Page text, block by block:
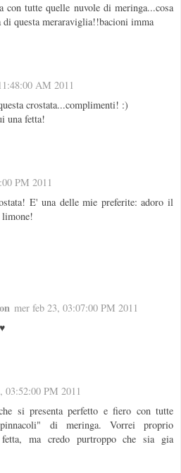
con tutte quelle nuvole di meringa...cosa
di questa meraraviglia!!bacioni imma
AM 2011
crostata...complimenti! :)
una fetta!
PM 2011
E' una delle mie preferite: adoro il
limone!
mer feb 23, 03:07:00 PM 2011
03:52:00 PM 2011
si presenta perfetto e fiero con tutte
di meringa. Vorrei proprio
fetta, ma credo purtroppo che sia gia